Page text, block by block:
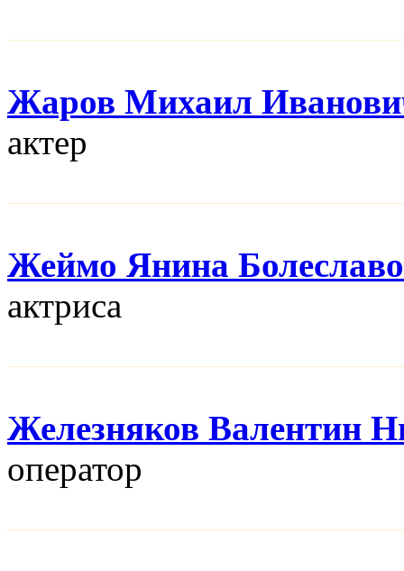
Жаров Михаил
актер
Жеймо Янина
актриса
Железняков Валентин
оператор